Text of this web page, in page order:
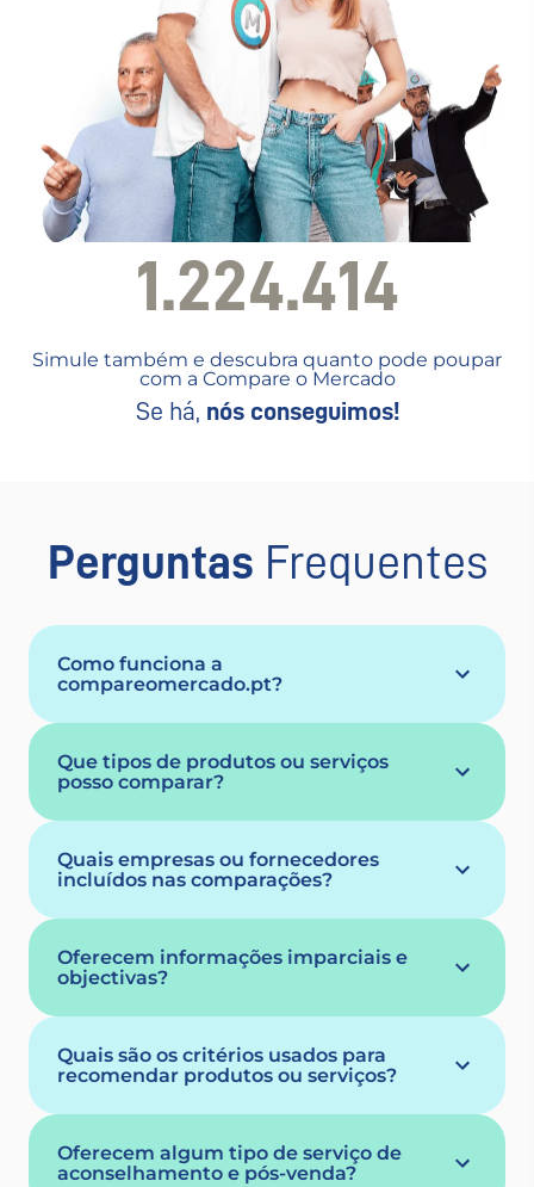
1.224.414
Simule também e descubra quanto pode poupar
com a Compare o Mercado
Se há, nós conseguimos!
Perguntas Frequentes
Como funciona a
compareomercado.pt?
Que tipos de produtos ou serviços
posso comparar?
Quais empresas ou fornecedores
incluídos nas comparações?
Oferecem informações imparciais e
objectivas?
Quais são os critérios usados para
recomendar produtos ou serviços?
Oferecem algum tipo de serviço de
aconselhamento e pós-venda?